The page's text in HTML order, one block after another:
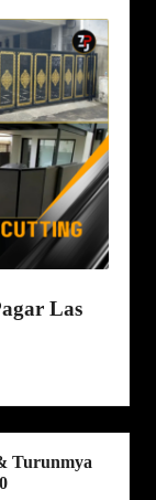
Las
Turunmya